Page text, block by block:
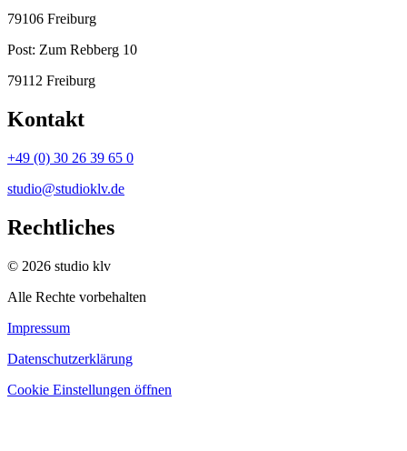
79106 Freiburg
Post: Zum Rebberg 10
79112 Freiburg
Kontakt
+49 (0) 30 26 39 65 0
studio@studioklv.de
Rechtliches
© 2026 studio klv
Alle Rechte vorbehalten
Impressum
Datenschutzerklärung
Cookie Einstellungen öffnen